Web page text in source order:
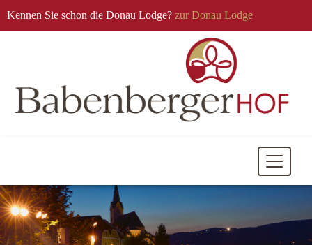
Kennen Sie schon die Donau Lodge? zur Donau Lodge
Mobile